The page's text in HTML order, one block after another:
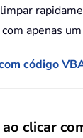
apenas
código
clicar